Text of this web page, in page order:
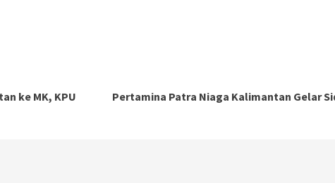
ke MK, KPU
Pertamina Patra Niaga Kalimantan Gelar